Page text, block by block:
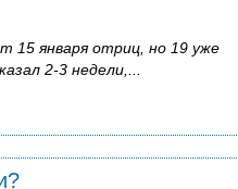
15 января отриц, но 19 уже
2-3 недели,...